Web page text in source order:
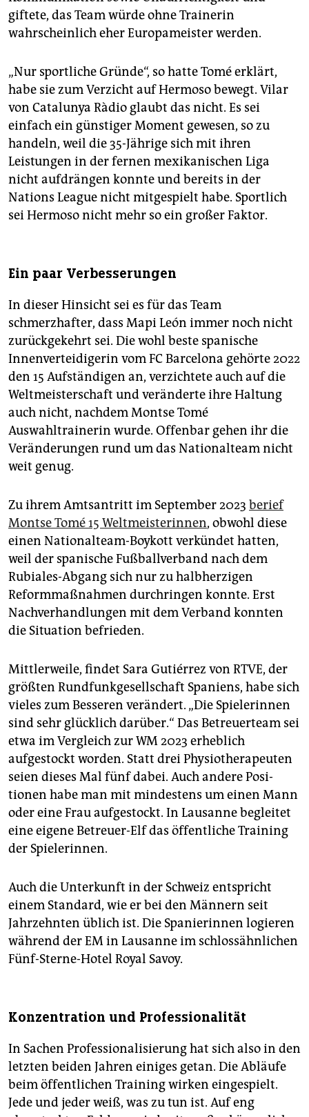
giftete, das Team würde ohne Trainerin
wahrscheinlich eher Europameister werden.
„Nur sportliche Gründe“, so hatte Tomé erklärt,
habe sie zum Verzicht auf Hermoso bewegt. Vilar
von Catalunya Ràdio glaubt das nicht. Es sei
einfach ein günstiger Moment gewesen, so zu
handeln, weil die 35-Jährige sich mit ihren
Leistungen in der fernen mexikanischen Liga
nicht aufdrängen konnte und bereits in der
Nations League nicht mitgespielt habe. Sportlich
sei Hermoso nicht mehr so ein großer Faktor.
Ein paar Verbesserungen
In dieser Hinsicht sei es für das Team
schmerzhafter, dass Mapi León immer noch nicht
zurückgekehrt sei. Die wohl beste spanische
Innenverteidigerin vom FC Barcelona gehörte 2022
den 15 Aufständigen an, verzichtete auch auf die
Weltmeisterschaft und veränderte ihre Haltung
auch nicht, nachdem Montse Tomé
Auswahltrainerin wurde. Offenbar gehen ihr die
Veränderungen rund um das Nationalteam nicht
weit genug.
Zu ihrem Amtsantritt im September 2023 berief
Montse Tomé 15 Weltmeisterinnen, obwohl diese
einen Nationalteam-Boykott verkündet hatten,
weil der spanische Fußballverband nach dem
Rubiales-Abgang sich nur zu halbherzigen
Reformmaßnahmen durchringen konnte. Erst
Nachverhandlungen mit dem Verband konnten
die Situation befrieden.
Mittlerweile, findet Sara Gutiérrez von RTVE, der
größten Rundfunkgesellschaft Spaniens, habe sich
vieles zum Besseren verändert. „Die Spielerinnen
sind sehr glücklich darüber.“ Das Betreuerteam sei
etwa im Vergleich zur WM 2023 erheblich
aufgestockt worden. Statt drei Physiotherapeuten
seien dieses Mal fünf dabei. Auch andere Posi­
tionen habe man mit mindestens um einen Mann
oder eine Frau aufgestockt. In Lausanne begleitet
eine eigene Betreuer-Elf das öffentliche Training
der Spielerinnen.
Auch die Unterkunft in der Schweiz entspricht
einem Standard, wie er bei den Männern seit
Jahrzehnten üblich ist. Die Spanierinnen logieren
während der EM in Lausanne im schlossähnlichen
Fünf-Sterne-Hotel Royal Savoy.
Konzentration und Professionalität
In Sachen Professionalisierung hat sich also in den
letzten beiden Jahren einiges getan. Die Abläufe
beim öffentlichen Training wirken eingespielt.
Jede und jeder weiß, was zu tun ist. Auf eng